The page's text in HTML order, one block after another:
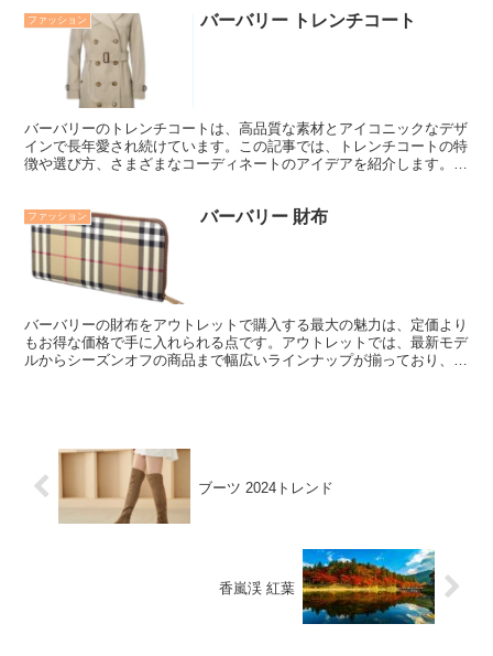
ファッション バーバリー トレンチコート
バーバリーのトレンチコートは、高品質な素材とアイコニックなデザ
インで長年愛され続けています。この記事では、トレンチコートの特
徴や選び方、さまざまなコーディネートのアイデアを紹介します。バ
ファッション バーバリー 財布
バーバリーの財布をアウトレットで購入する最大の魅力は、定価より
もお得な価格で手に入れられる点です。アウトレットでは、最新モデ
ルからシーズンオフの商品まで幅広いラインナップが揃っており、メ
ブーツ 2024トレンド
香嵐渓 紅葉